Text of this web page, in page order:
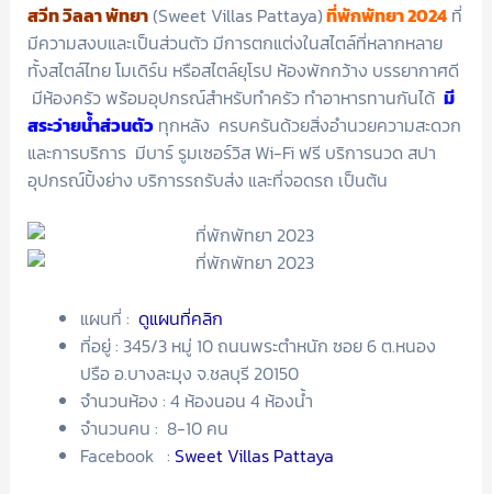
สวีท วิลลา พัทยา(Sweet Villas Pattaya)ที่พักพัทยา 2024ที่
มีความสงบและเป็นส่วนตัว มีการตกแต่งในสไตล์ที่หลากหลาย
ทั้งสไตล์ไทย โมเดิร์น หรือสไตล์ยุโรป ห้องพักกว้าง บรรยากาศดี
มีห้องครัว พร้อมอุปกรณ์สำหรับทำครัว ทำอาหารทานกันได้ มี
สระว่ายน้ำส่วนตัวทุกหลัง ครบครันด้วยสิ่งอำนวยความสะดวก
และการบริการ มีบาร์ รูมเซอร์วิส Wi-Fi ฟรี บริการนวด สปา
อุปกรณ์ปิ้งย่าง บริการรถรับส่ง และที่จอดรถ เป็นต้น
แผนที่ : ดูแผนที่คลิก
ที่อยู่ : 345/3 หมู่ 10 ถนนพระตำหนัก ซอย 6 ต.หนอง
ปรือ อ.บางละมุง จ.ชลบุรี 20150
จำนวนห้อง : 4 ห้องนอน 4 ห้องน้ำ
จำนวนคน : 8-10 คน
Facebook : Sweet Villas Pattaya